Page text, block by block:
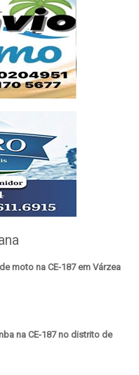
moto na CE-187 em Várzea
na CE-187 no distrito de